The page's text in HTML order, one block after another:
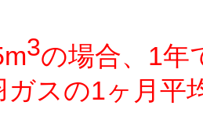
3の場合、1年
ガスの1ヶ月平